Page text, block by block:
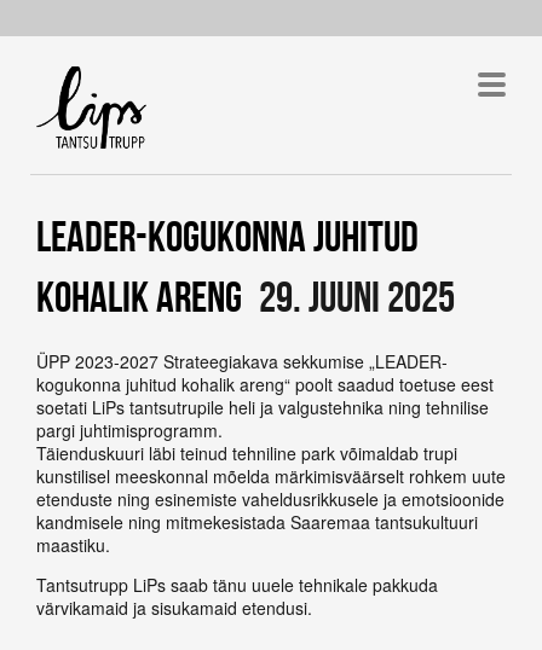
LEADER-KOGUKONNA JUHITUD
KOHALIK ARENG 29. JUUNI 2025
ÜPP 2023-2027 Strateegiakava sekkumise „LEADER-
kogukonna juhitud kohalik areng“ poolt saadud toetuse eest
soetati LiPs tantsutrupile heli ja valgustehnika ning tehnilise
pargi juhtimisprogramm.
Täienduskuuri läbi teinud tehniline park võimaldab trupi
kunstilisel meeskonnal mõelda märkimisväärselt rohkem uute
etenduste ning esinemiste vaheldusrikkusele ja emotsioonide
kandmisele ning mitmekesistada Saaremaa tantsukultuuri
maastiku.
Tantsutrupp LiPs saab tänu uuele tehnikale pakkuda
värvikamaid ja sisukamaid etendusi.